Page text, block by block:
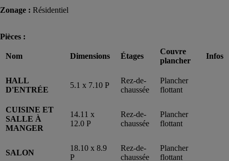
Zonage : Résidentiel
Pièces :
Nom Dimensions Étages
Couvre
plancher
Infos
HALL
D'ENTRÉE
5.1 x 7.10 P
Rez-de-
chaussée
Plancher
flottant
CUISINE ET
SALLE À
MANGER
14.11 x
12.0 P
Rez-de-
chaussée
Plancher
flottant
SALON
18.10 x 8.9
P
Rez-de-
chaussée
Plancher
flottant